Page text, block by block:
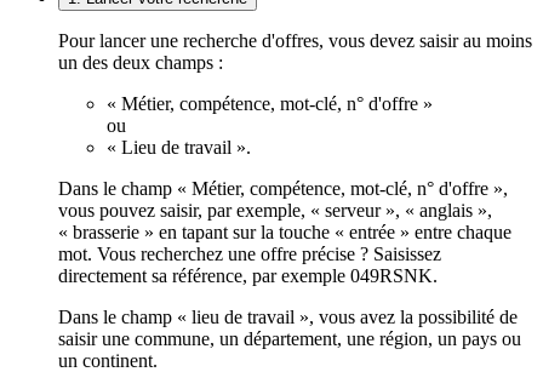
Pour lancer une recherche d'offres, vous devez saisir au moins
un des deux champs :
« Métier, compétence, mot-clé, n° d'offre »
ou
« Lieu de travail ».
Dans le champ « Métier, compétence, mot-clé, n° d'offre »,
vous pouvez saisir, par exemple, « serveur », « anglais »,
« brasserie » en tapant sur la touche « entrée » entre chaque
mot. Vous recherchez une offre précise ? Saisissez
directement sa référence, par exemple 049RSNK.
Dans le champ « lieu de travail », vous avez la possibilité de
saisir une commune, un département, une région, un pays ou
un continent.